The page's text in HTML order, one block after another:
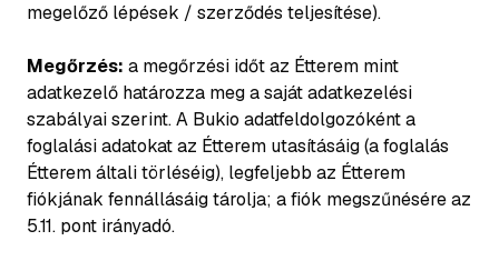
megelőző lépések / szerződés teljesítése).
Megőrzés: a megőrzési időt az Étterem mint
adatkezelő határozza meg a saját adatkezelési
szabályai szerint. A Bukio adatfeldolgozóként a
foglalási adatokat az Étterem utasításáig (a foglalás
Étterem általi törléséig), legfeljebb az Étterem
fiókjának fennállásáig tárolja; a fiók megszűnésére az
5.11. pont irányadó.